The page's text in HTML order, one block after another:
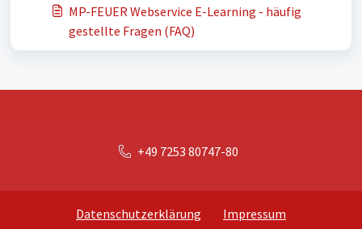
MP-FEUER Webservice E-Learning - häufig
gestellte Fragen (FAQ)
+49 7253 80747-80
Datenschutzerklärung Impressum